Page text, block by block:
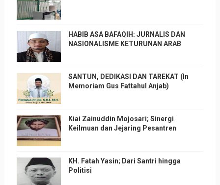
HABIB ASA BAFAQIH: JURNALIS DAN
NASIONALISME KETURUNAN ARAB
SANTUN, DEDIKASI DAN TAREKAT (In
Memoriam Gus Fattahul Anjab)
Kiai Zainuddin Mojosari; Sinergi
Keilmuan dan Jejaring Pesantren
KH. Fatah Yasin; Dari Santri hingga
Politisi